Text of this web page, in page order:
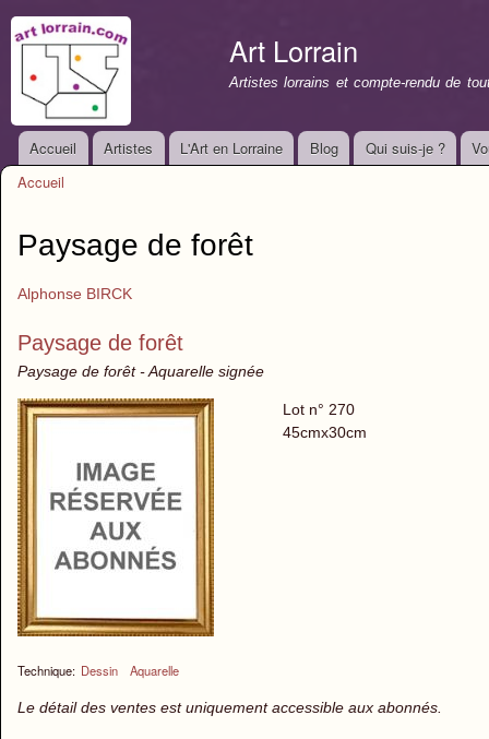
Art Lorrain
Artistes lorrains et compte-rendu de
Menu principal
Accueil Artistes L'Art en Lorraine Blog Qui suis-je ?
Accueil
Paysage de forêt
Alphonse BIRCK
Paysage de forêt
Paysage de forêt - Aquarelle signée
Technique: Dessin Aquarelle
Lot n° 270
45cmx30cm
Le détail des ventes est uniquement accessible aux abonnés.